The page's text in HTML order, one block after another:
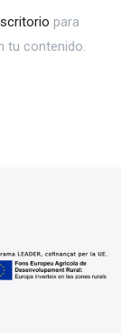
para
tu contenido.